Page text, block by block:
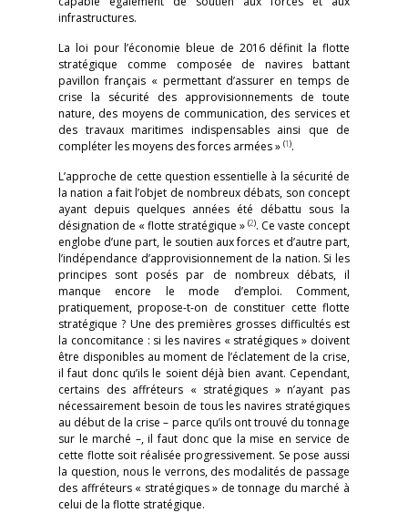
infrastructures.
La loi pour l’économie bleue de 2016 définit la flotte
stratégique comme composée de navires battant
pavillon français « permettant d’assurer en temps de
crise la sécurité des approvisionnements de toute
nature, des moyens de communication, des services et
des travaux maritimes indispensables ainsi que de
compléter les moyens des forces armées » (1).
L’approche de cette question essentielle à la sécurité de
la nation a fait l’objet de nombreux débats, son concept
ayant depuis quelques années été débattu sous la
désignation de « flotte stratégique » (2). Ce vaste concept
englobe d’une part, le soutien aux forces et d’autre part,
l’indépendance d’approvisionnement de la nation. Si les
principes sont posés par de nombreux débats, il
manque encore le mode d’emploi. Comment,
pratiquement, propose-t-on de constituer cette flotte
stratégique ? Une des premières grosses difficultés est
la concomitance : si les navires « stratégiques » doivent
être disponibles au moment de l’éclatement de la crise,
il faut donc qu’ils le soient déjà bien avant. Cependant,
certains des affréteurs « stratégiques » n’ayant pas
nécessairement besoin de tous les navires stratégiques
au début de la crise – parce qu’ils ont trouvé du tonnage
sur le marché –, il faut donc que la mise en service de
cette flotte soit réalisée progressivement. Se pose aussi
la question, nous le verrons, des modalités de passage
des affréteurs « stratégiques » de tonnage du marché à
celui de la flotte stratégique.